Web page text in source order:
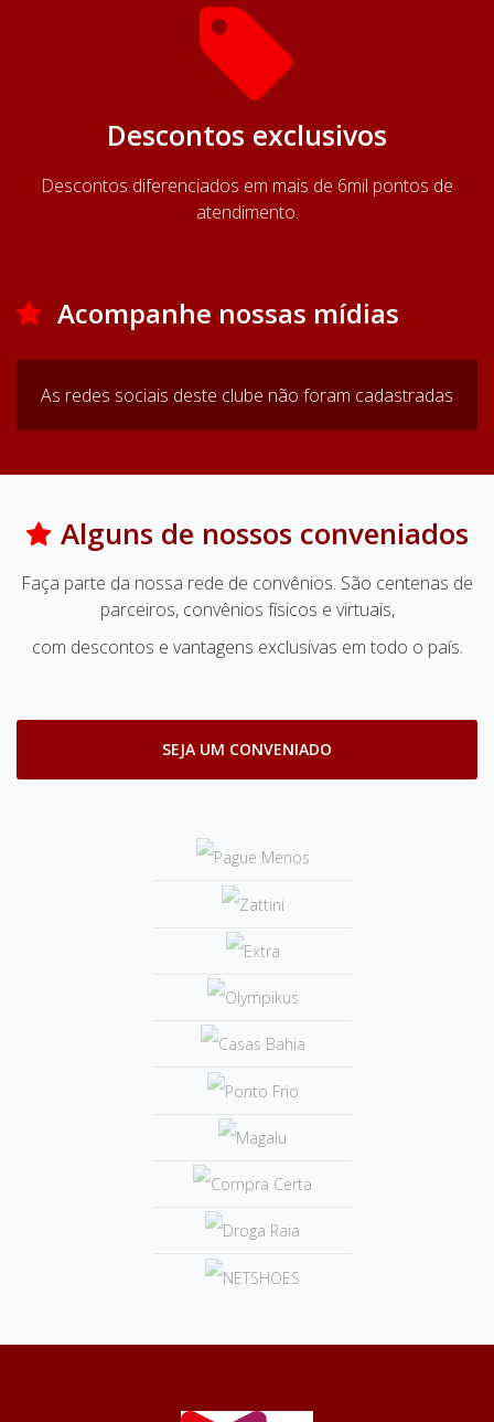
Descontos exclusivos
Descontos diferenciados em mais de 6mil pontos de
atendimento.
Acompanhe nossas mídias
As redes sociais deste clube não foram cadastradas
Alguns de nossos conveniados
Faça parte da nossa rede de convênios. São centenas de
parceiros, convênios físicos e virtuais,
com descontos e vantagens exclusivas em todo o país.
SEJA UM CONVENIADO